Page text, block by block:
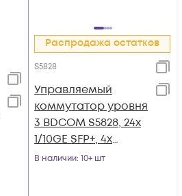
Распродажа остатков
S5828
Управляемый
коммутатор уровня
3 BDCOM S5828, 24x
1/10GE SFP+, 4x
40/100GE QSFP28+,
В наличии: 10+ шт